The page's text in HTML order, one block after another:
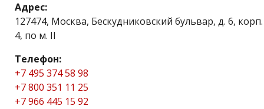
Адрес:
127474, Москва, Бескудниковский бульвар, д. 6, корп.
4, по м. II
Телефон:
+7 495 374 58 98
+7 800 351 11 25
+7 966 445 15 92